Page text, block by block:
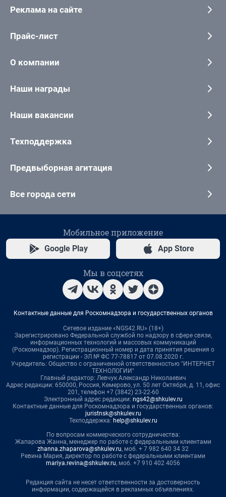
Реклама на сайте
Прайс-лист
О компании
Наши награды
Наши вакансии
Техподдержка
Предвыборная агитация
Все города сети
Мобильное приложение
Google Play App Store
Мы в соцсетях
Контактные данные для Роскомнадзора и государственных органов
Сетевое издание «NGS42.RU» (18+)
Зарегистрировано Федеральной службой по надзору в сфере связи,
информационных технологий и массовых коммуникаций
(Роскомнадзор). Регистрационный номер и дата принятия решения о
регистрации - ЭЛ № ФС 77-78817 от 07.08.2020 г.
Учредитель: Общество с ограниченной ответственностью "ИНТЕРНЕТ
ТЕХНОЛОГИИ"
Главный редактор: Левчук Александр Николаевич
Адрес редакции: 650000, Россия, Кемерово, ул. 50 лет Октября, д. 11, офис
201, телефон +7 (3842) 23-22-60
Электронный адрес редакции: ngs42@shkulev.ru
Контактные данные для Роскомнадзора и государственных органов:
juristnsk@shkulev.ru
Техподдержка: help@shkulev.ru
По вопросам коммерческого сотрудничества:
Жапарова Жанна, менеджер по работе с федеральными клиентами
zhanna.zhaparova@shkulev.ru, моб. + 7 982 640 34 32
Ревина Мария, директор по работе с федеральными клиентами
mariya.revina@shkulev.ru, моб. +7 910 402 4056
Редакция сайта не несет ответственности за достоверность
информации, содержащейся в рекламных объявлениях.